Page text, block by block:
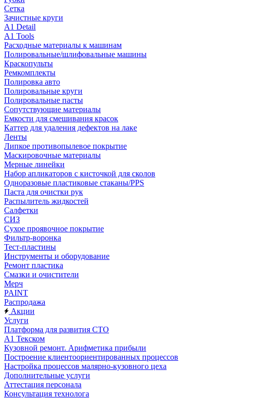
Сетка
Зачистные круги
A1 Detail
A1 Tools
Расходные материалы к машинам
Полировальные/шлифовальные машины
Краскопульты
Ремкомплекты
Полировка авто
Полировальные круги
Полировальные пасты
Сопутствующие материалы
Емкости для смешивания красок
Каттер для удаления дефектов на лаке
Ленты
Липкое противопылевое покрытие
Маскировочные материалы
Мерные линейки
Набор апликаторов с кисточкой для сколов
Одноразовые пластиковые стаканы/PPS
Паста для очистки рук
Распылитель жидкостей
Салфетки
СИЗ
Сухое проявочное покрытие
Фильтр-воронка
Тест-пластины
Инструменты и оборудование
Ремонт пластика
Смазки и очистители
Мерч
PAINT
Распродажа
Акции
Услуги
Платформа для развития СТО
А1 Текском
Кузовной ремонт. Арифметика прибыли
Построение клиентоориентированных процессов
Настройка процессов малярно-кузовного цеха
Дополнительные услуги
Аттестация персонала
Консультация технолога